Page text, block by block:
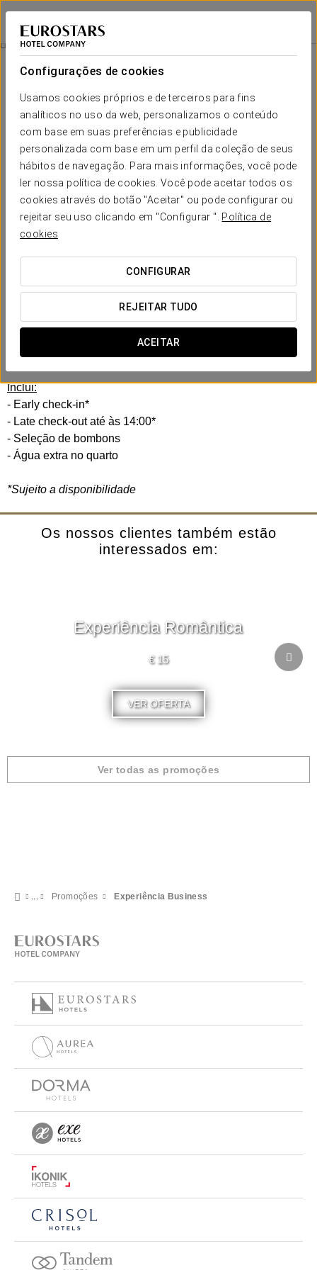
Configurações de cookies
Usamos cookies próprios e de terceiros para fins
analíticos no uso da web, personalizamos o conteúdo
com base em suas preferências e publicidade
personalizada com base em um perfil da coleção de seus
hábitos de navegação. Para mais informações, você pode
ler nossa política de cookies. Você pode aceitar todos os
cookies através do botão "Aceitar" ou pode configurar ou
rejeitar seu uso clicando em "Configurar ". Política de
cookies
CONFIGURAR
REJEITAR TUDO
ACEITAR
Crisol Leganés
MADRID - LEGANÉS
Experiência Business
14 €
Experiência Business
Horários flexíveis, tudo pensado para se adaptar à sua
agenda.
No Crisol Leganés criámos esta experiência business a
pensar na sua eficiência e conforto. Sem pressas, sem
complicações.
Inclui:
- Early check-in*
- Late check-out até às 14:00*
- Seleção de bombons
- Água extra no quarto
*Sujeito a disponibilidade
Os nossos clientes também estão
interessados em:
Experiência Romântica
€ 15
VER OFERTA
Ver todas as promoções
Promoções Experiência Business